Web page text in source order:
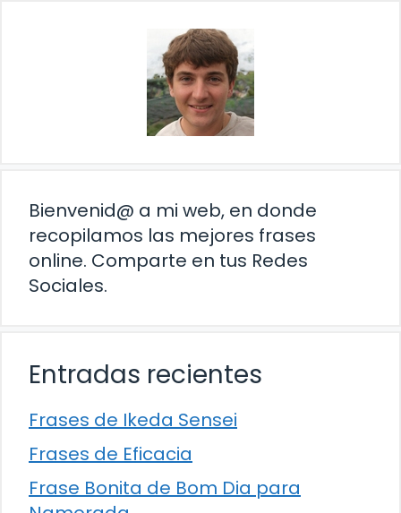
Bienvenid@ a mi web, en donde
recopilamos las mejores frases
online. Comparte en tus Redes
Sociales.
Entradas recientes
Frases de Ikeda Sensei
Frases de Eficacia
Frase Bonita de Bom Dia para